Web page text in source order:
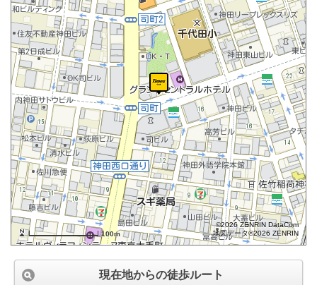
100m
©2026 ZENRIN DataCom
地図データ©2026 ZENRIN
現在地からの徒歩ルート